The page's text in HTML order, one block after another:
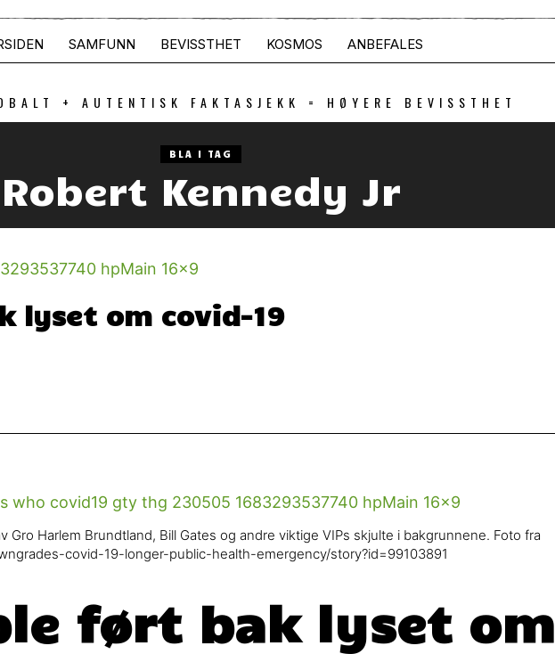
SAMFUNN BEVISSTHET KOSMOS ANBEFALES
+ AUTENTISK FAKTASJEKK = HØYERE BEVISSTHET
BLA I TAG
Robert Kennedy Jr
lyset om covid-19
Gro Harlem Brundtland, Bill Gates og andre viktige VIPs skjulte i bakgrunnene. Foto fra
covid-19-longer-public-health-emergency/story?id=99103891
ført bak lyset om